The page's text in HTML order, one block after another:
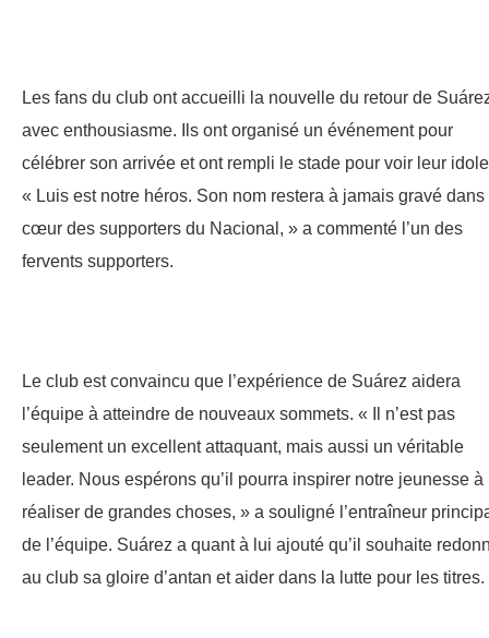
Les fans du club ont accueilli la nouvelle du retour de
avec enthousiasme. Ils ont organisé un événement pour
célébrer son arrivée et ont rempli le stade pour voir leur
« Luis est notre héros. Son nom restera à jamais gravé dans
cœur des supporters du Nacional, » a commenté l’un des
fervents supporters.
Le club est convaincu que l’expérience de Suárez aidera
l’équipe à atteindre de nouveaux sommets. « Il n’est pas
seulement un excellent attaquant, mais aussi un véritable
leader. Nous espérons qu’il pourra inspirer notre jeunesse à
réaliser de grandes choses, » a souligné l’entraîneur
de l’équipe. Suárez a quant à lui ajouté qu’il souhaite
au club sa gloire d’antan et aider dans la lutte pour les titres.